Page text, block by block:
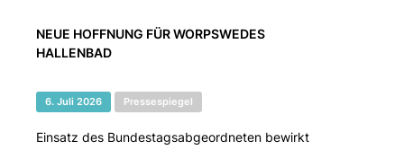
NEUE HOFFNUNG FÜR WORPSWEDES
HALLENBAD
6. Juli 2026 Pressespiegel
Einsatz des Bundestagsabgeordneten bewirkt